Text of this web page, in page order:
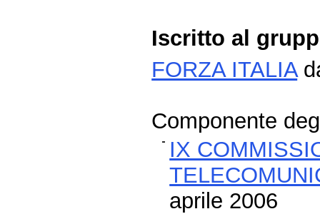
Iscritto al
FORZA ITALIA
Componente
IX
aprile 2006